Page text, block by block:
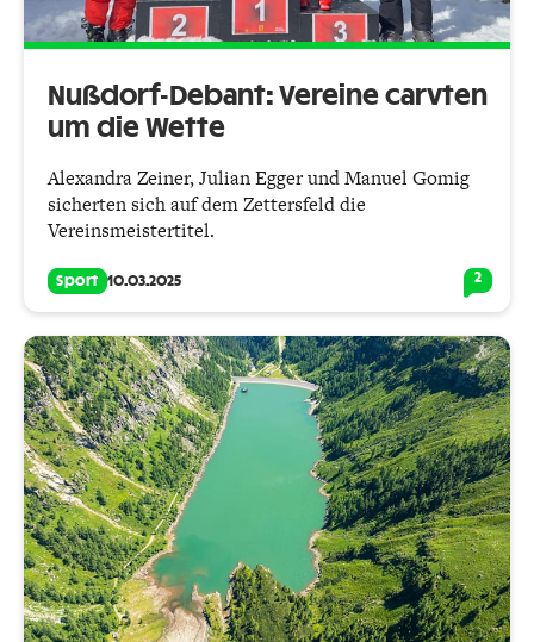
Nußdorf-Debant: Vereine carvten
um die Wette
Alexandra Zeiner, Julian Egger und Manuel Gomig
sicherten sich auf dem Zettersfeld die
Vereinsmeistertitel.
Sport 10.03.2025 2